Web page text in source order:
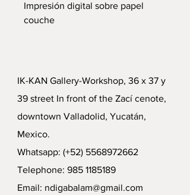
Impresión digital sobre papel
couche
IK-KAN Gallery-Workshop, 36 x 37 y
39 street In front of the Zací cenote,
downtown Valladolid, Yucatán,
Mexico.
Whatsapp: (+52) 5568972662
Telephone: 985 1185189
Email: ndigabalam@gmail.com